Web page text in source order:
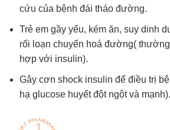
cứu của bệnh đái tháo đường.
Trẻ em gầy yếu, kém ăn, suy dinh
rối loạn chuyển hoá đường(
hợp với insulin).
Gây cơn shock insulin để điều trị
hạ glucose huyết đột ngột và mạnh).